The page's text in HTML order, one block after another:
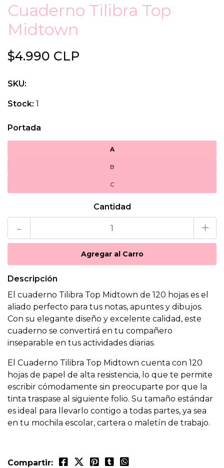
Cuaderno Tilibra Top
Midtown
$4.990 CLP
SKU:
Stock: 1
Portada
A
B
C
Cantidad
- +
Descripción
El cuaderno Tilibra Top Midtown de 120 hojas es el
aliado perfecto para tus notas, apuntes y dibujos.
Con su elegante diseño y excelente calidad, este
cuaderno se convertirá en tu compañero
inseparable en tus actividades diarias.
El Cuaderno Tilibra Top Midtown cuenta con 120
hojas de papel de alta resistencia, lo que te permite
escribir cómodamente sin preocuparte por que la
tinta traspase al siguiente folio. Su tamaño estándar
es ideal para llevarlo contigo a todas partes, ya sea
en tu mochila escolar, cartera o maletín de trabajo.
Compartir: